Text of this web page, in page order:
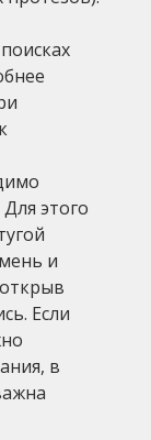
этого
и
Если
в